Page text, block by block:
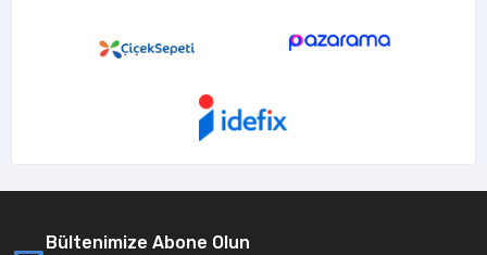
Bültenimize Abone Olun